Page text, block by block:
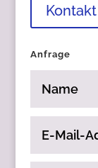
Kontakt
Anfrage
Mail-
Adresse